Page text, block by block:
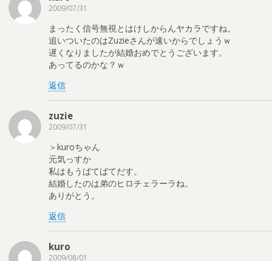
2009/07/31
まったく信号無視とはけしからんヤカラですね。
追いついたのはZuzieさんが速いからでしょうｗ
遅くなりましたが結婚おめでとうございます。
あってるのかな？ｗ
返信
zuzie
2009/07/31
＞kuroちゃん
元気っすか
私はもうばてばてだす。
結婚したのは弟のヒロチェラーラね。
ありがとう。
返信
kuro
2009/08/01